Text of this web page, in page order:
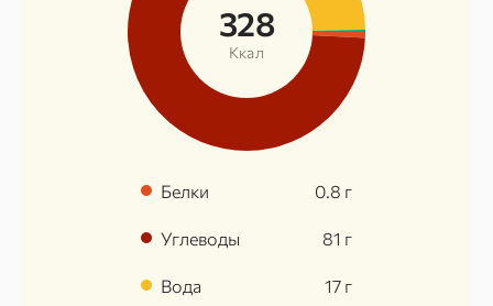
328
Ккал
Белки 0.8 г
Углеводы 81 г
Вода 17 г